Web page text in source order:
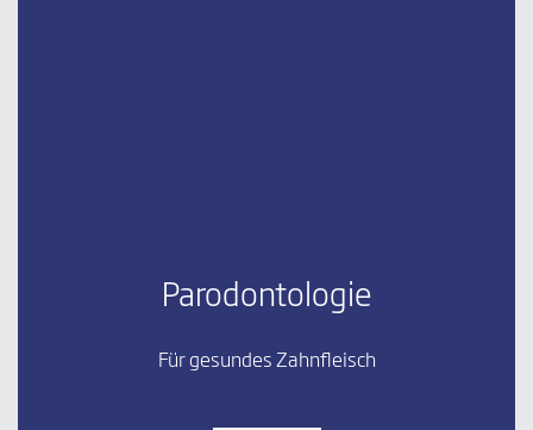
Parodontologie
Für gesundes Zahnfleisch